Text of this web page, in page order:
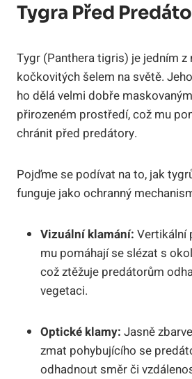
Tygra Před
Tygr (Panthera tigris) je jedním z
kočkovitých šelem na světě.
ho dělá velmi dobře
přirozeném prostředí, což mu
chránit před predátory.
Pojďme se podívat na to, jak
funguje jako ochranný
Vizuální klamání: Vertikální
mu pomáhají se slézat s
což ztěžuje predátorům
vegetaci.
Optické klamy: Jasně
zmat pohybujícího se
odhadnout směr či